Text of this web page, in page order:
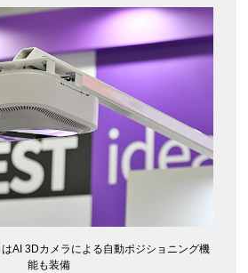
はAI 3Dカメラによる自動ポジショニング機
能も装備